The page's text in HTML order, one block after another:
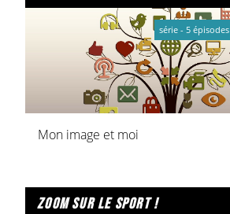
Mon image et moi
série - 5 épisodes
zoom sur le sport !